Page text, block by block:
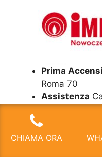
Prima
Roma 70
Assistenza
70
Riparazione
CHIAMA ORA